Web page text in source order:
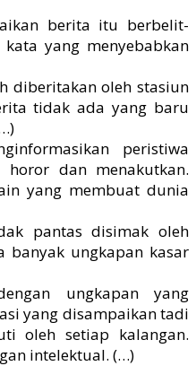
berita itu berbelit-
yang menyebabkan
diberitakan oleh stasiun
tidak ada yang baru
peristiwa
horor dan menakutkan.
yang membuat dunia
pantas disimak oleh
banyak ungkapan kasar
ungkapan yang
yang disampaikan tadi
oleh setiap kalangan.
intelektual. (…)